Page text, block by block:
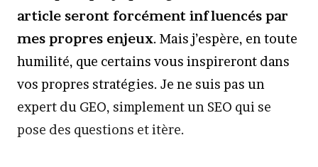
article seront forcément influencés par
mes propres enjeux. Mais j’espère, en toute
humilité, que certains vous inspireront dans
vos propres stratégies. Je ne suis pas un
expert du GEO, simplement un SEO qui se
pose des questions et itère.